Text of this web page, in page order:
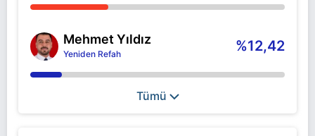
Mehmet Yıldız
Yeniden Refah %12,42
Tümü